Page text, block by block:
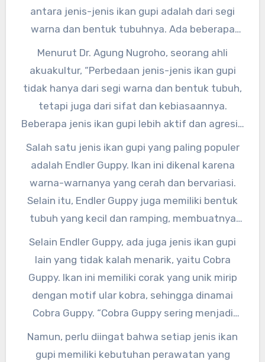
antara jenis-jenis ikan gupi adalah dari segi
warna dan bentuk tubuhnya. Ada beberapa
jenis ikan gupi yang memiliki warna yang lebih
cerah dan menarik, sementara ada pula yang
memiliki bentuk tubuh yang unik.
Menurut Dr. Agung Nugroho, seorang ahli
akuakultur, “Perbedaan jenis-jenis ikan gupi
tidak hanya dari segi warna dan bentuk tubuh,
tetapi juga dari sifat dan kebiasaannya.
Beberapa jenis ikan gupi lebih aktif dan agresif,
sementara yang lain lebih tenang dan ramah.”
Salah satu jenis ikan gupi yang paling populer
adalah Endler Guppy. Ikan ini dikenal karena
warna-warnanya yang cerah dan bervariasi.
Selain itu, Endler Guppy juga memiliki bentuk
tubuh yang kecil dan ramping, membuatnya
terlihat sangat cantik di dalam akuarium.
Selain Endler Guppy, ada juga jenis ikan gupi
lain yang tidak kalah menarik, yaitu Cobra
Guppy. Ikan ini memiliki corak yang unik mirip
dengan motif ular kobra, sehingga dinamai
Cobra Guppy. “Cobra Guppy sering menjadi
favorit para penggemar ikan hias karena
keindahan motifnya yang unik,” kata Sarah
Namun, perlu diingat bahwa setiap jenis ikan
gupi memiliki kebutuhan perawatan yang